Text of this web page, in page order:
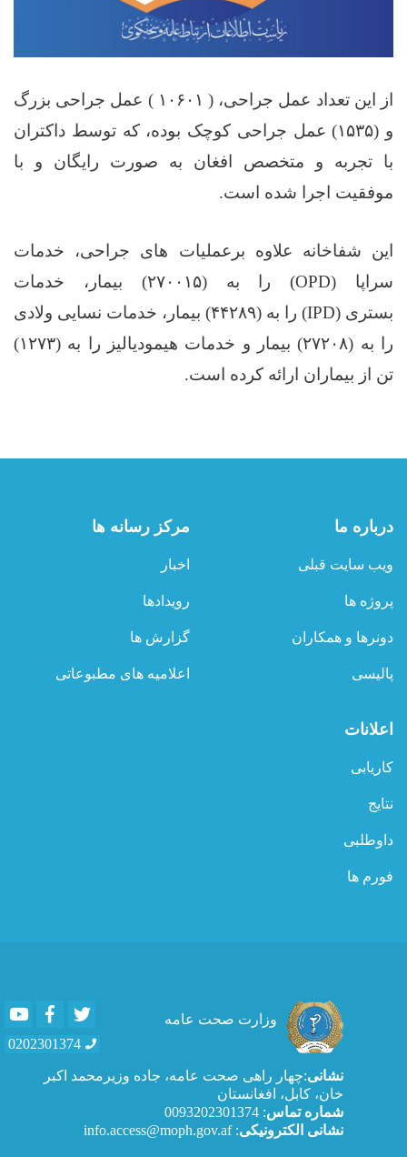
از این تعداد عمل جراحی، ( ۱۰۶۰۱ )
عمل جراحی بزرگ
و (۱۵۳۵)
عمل جراحی کوچک بوده، که توسط داکتران
با تجربه و متخصص افغان به صورت رایگان و با
موفقیت اجرا شده است.
این شفاخانه علاوه برعملیات های جراحی، خدمات
سراپا (OPD) را به (۲۷۰۰۱۵)
بیمار، خدمات
بستری (IPD) را به (۴۴۲۸۹)
بیمار، خدمات نسایی ولادی
را به (۲۷۲۰۸) بیمار و خدمات هیمودیالیز را به (۱۲۷۳)
تن از بیماران ارائه کرده است.
درباره ما
ویب سایت قبلی
پروژه ها
دونرها و همکاران
پالیسی
مرکز رسانه ها
اخبار
رویدادها
گزارش ها
اعلامیه های مطبوعاتی
اعلانات
کاریابی
نتایج
داوطلبی
فورم ها
وزارت صحت عامه
YoutubeFacebook
0202301374
نشانی:چهار راهی صحت عامه، جاده وزیرمحمد اکبر
خان، کابل، افغانستان
شماره تماس: 0093202301374
نشانی الکترونیکی: info.access@moph.gov.af